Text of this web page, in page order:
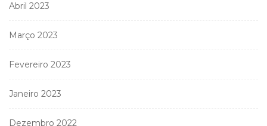
Abril 2023
Março 2023
Fevereiro 2023
Janeiro 2023
Dezembro 2022